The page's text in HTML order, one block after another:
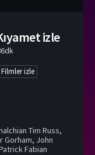
izle
izle
Tim Russ,
Gorham, John
Fabian